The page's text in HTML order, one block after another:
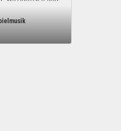
als Talkover.